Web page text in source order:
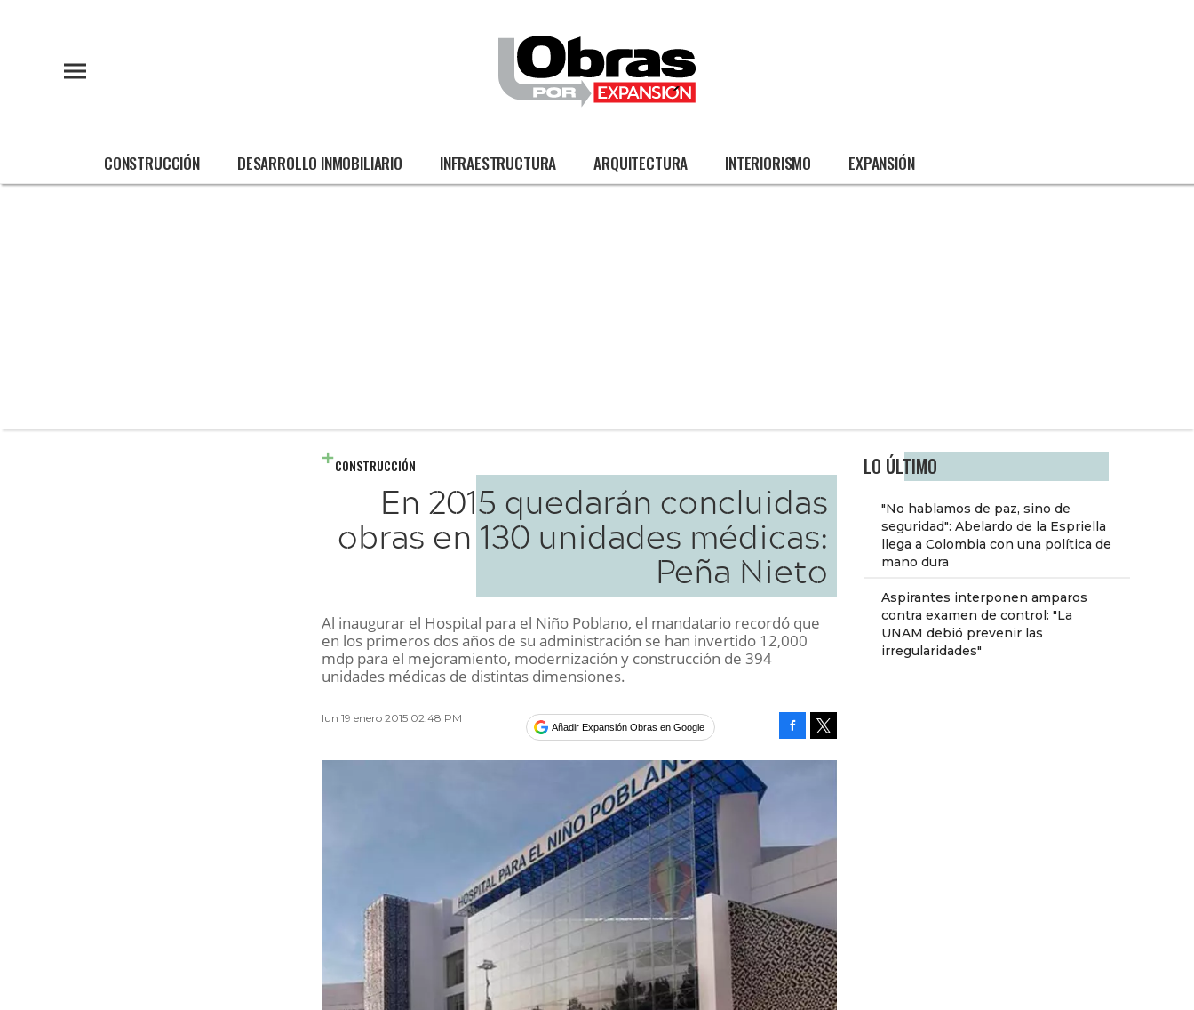
CONSTRUCCIÓN DESARROLLO INMOBILIARIO INFRAESTRUCTURA ARQUITECTURA INTERIORISMO EXPANSIÓN
LO ÚLTIMO
"No hablamos de paz, sino de
seguridad": Abelardo de la Espriella
llega a Colombia con una política de
mano dura
Aspirantes interponen amparos
contra examen de control: "La
UNAM debió prevenir las
irregularidades"
CONSTRUCCIÓN
En 2015 quedarán concluidas
obras en 130 unidades médicas:
Peña Nieto
Al inaugurar el Hospital para el Niño Poblano, el mandatario recordó que
en los primeros dos años de su administración se han invertido 12,000
mdp para el mejoramiento, modernización y construcción de 394
unidades médicas de distintas dimensiones.
lun 19 enero 2015 02:48 PM
Añadir Expansión Obras en Google